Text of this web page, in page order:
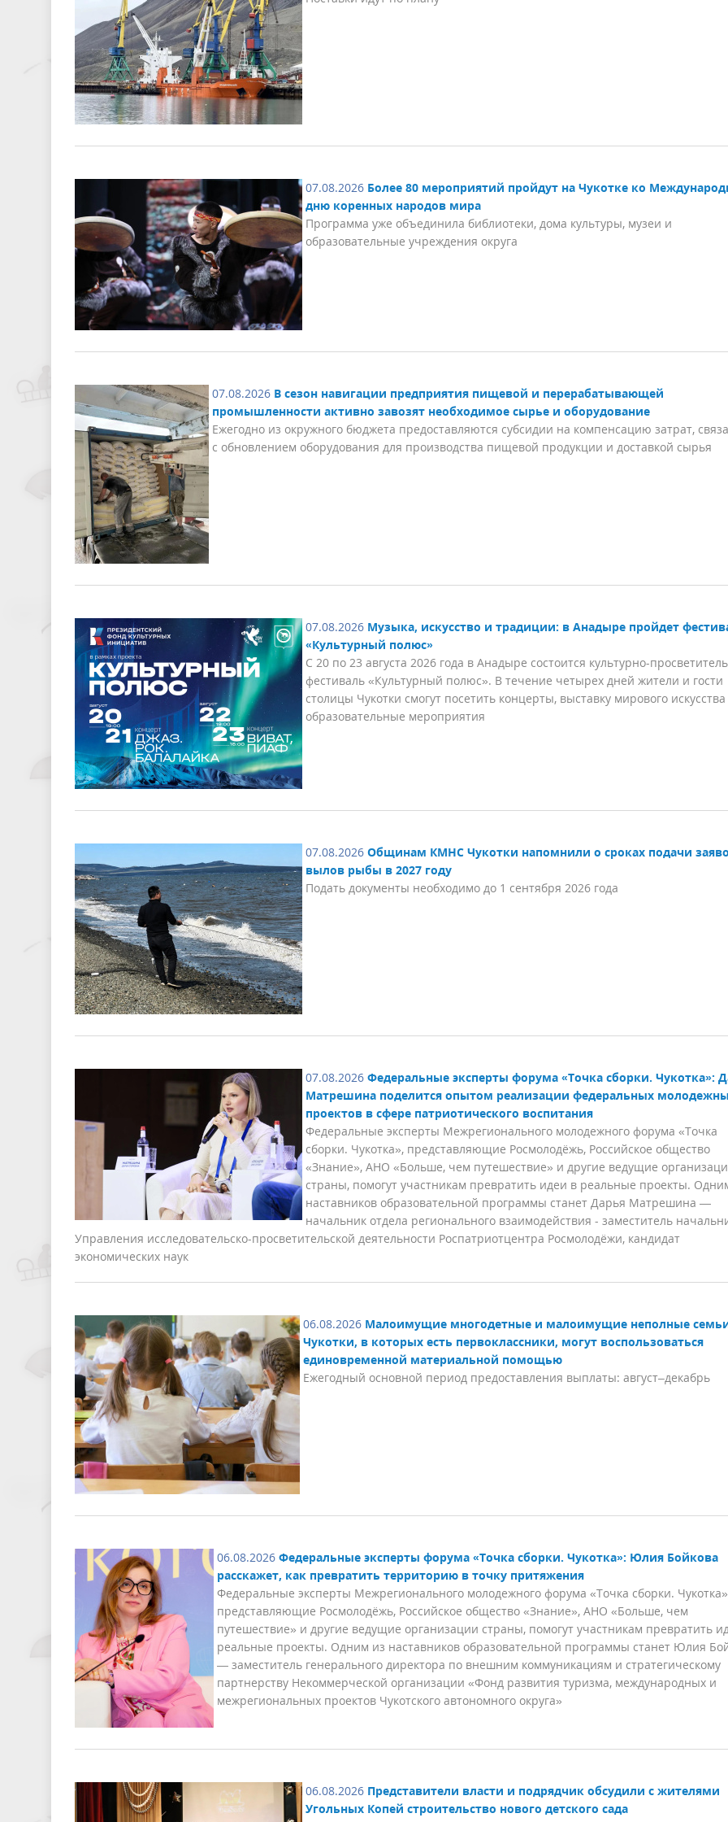
07.08.2026 Более 80 мероприятий пройдут на Чукотке ко
дню коренных народов мира
Программа уже объединила библиотеки, дома культуры, музеи и
образовательные учреждения округа
07.08.2026 В сезон навигации предприятия пищевой и перерабатывающей
промышленности активно завозят необходимое сырье и оборудование
Ежегодно из окружного бюджета предоставляются субсидии на компенсацию затрат,
с обновлением оборудования для производства пищевой продукции и доставкой сырья
07.08.2026 Музыка, искусство и традиции: в Анадыре пройдет
«Культурный полюс»
С 20 по 23 августа 2026 года в Анадыре состоится культурно-
фестиваль «Культурный полюс». В течение четырех дней жители и гости
столицы Чукотки смогут посетить концерты, выставку мирового
образовательные мероприятия
07.08.2026 Общинам КМНС Чукотки напомнили о сроках подачи
вылов рыбы в 2027 году
Подать документы необходимо до 1 сентября 2026 года
07.08.2026 Федеральные эксперты форума «Точка сборки. Чукотка»:
Матрешина поделится опытом реализации федеральных
проектов в сфере патриотического воспитания
Федеральные эксперты Межрегионального молодежного форума «Точка
сборки. Чукотка», представляющие Росмолодёжь, Российское общество
«Знание», АНО «Больше, чем путешествие» и другие ведущие
страны, помогут участникам превратить идеи в реальные проекты.
наставников образовательной программы станет Дарья Матрешина —
начальник отдела регионального взаимодействия - заместитель
Управления исследовательско-просветительской деятельности Роспатриотцентра Росмолодёжи, кандидат
экономических наук
06.08.2026 Малоимущие многодетные и малоимущие неполные
Чукотки, в которых есть первоклассники, могут воспользоваться
единовременной материальной помощью
Ежегодный основной период предоставления выплаты: август–декабрь
06.08.2026 Федеральные эксперты форума «Точка сборки. Чукотка»: Юлия Бойкова
расскажет, как превратить территорию в точку притяжения
Федеральные эксперты Межрегионального молодежного форума «Точка сборки.
представляющие Росмолодёжь, Российское общество «Знание», АНО «Больше, чем
путешествие» и другие ведущие организации страны, помогут участникам превратить
реальные проекты. Одним из наставников образовательной программы станет Юлия
— заместитель генерального директора по внешним коммуникациям и стратегическому
партнерству Некоммерческой организации «Фонд развития туризма, международных и
межрегиональных проектов Чукотского автономного округа»
06.08.2026 Представители власти и подрядчик обсудили с жителями
Угольных Копей строительство нового детского сада